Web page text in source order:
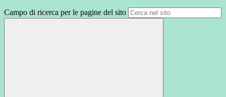
Campo di ricerca per le pagine del sito